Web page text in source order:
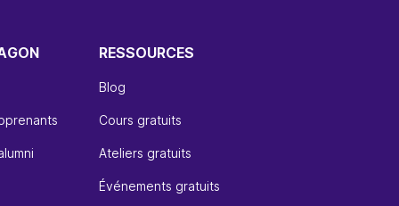
RESSOURCES
Blog
Cours gratuits
Ateliers gratuits
Événements gratuits